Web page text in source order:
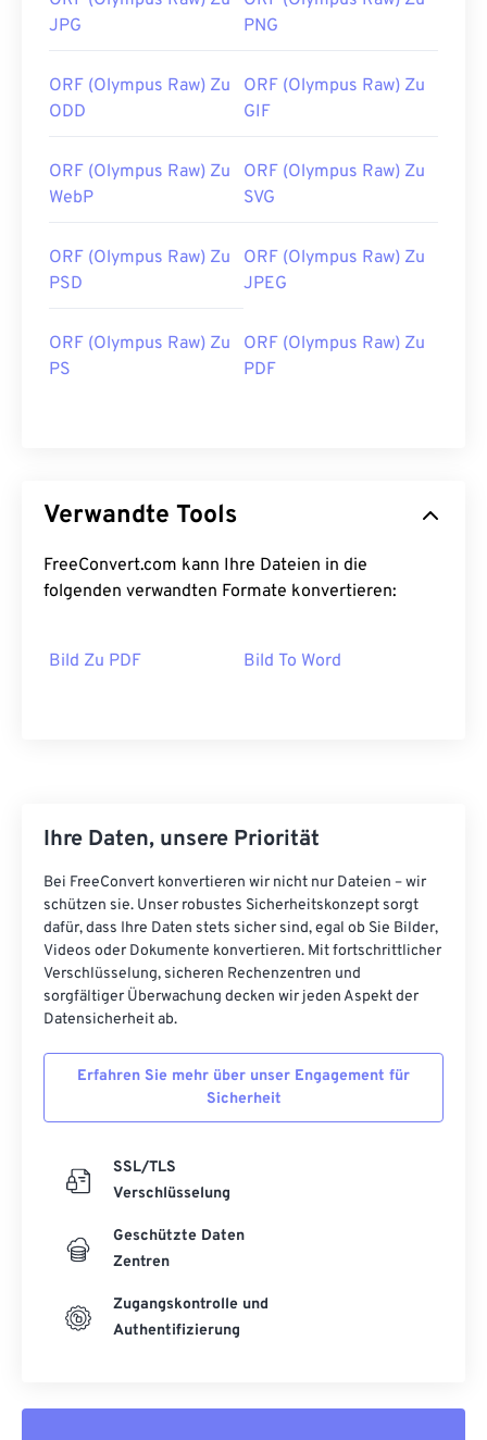
JPG
PNG
ORF (Olympus Raw) Zu
ODD
ORF (Olympus Raw) Zu
GIF
ORF (Olympus Raw) Zu
WebP
ORF (Olympus Raw) Zu
SVG
ORF (Olympus Raw) Zu
PSD
ORF (Olympus Raw) Zu
JPEG
ORF (Olympus Raw) Zu
PS
ORF (Olympus Raw) Zu
PDF
Verwandte Tools
FreeConvert.com kann Ihre Dateien in die
folgenden verwandten Formate konvertieren:
Bild Zu PDF Bild To Word
Ihre Daten, unsere Priorität
Bei FreeConvert konvertieren wir nicht nur Dateien – wir
schützen sie. Unser robustes Sicherheitskonzept sorgt
dafür, dass Ihre Daten stets sicher sind, egal ob Sie Bilder,
Videos oder Dokumente konvertieren. Mit fortschrittlicher
Verschlüsselung, sicheren Rechenzentren und
sorgfältiger Überwachung decken wir jeden Aspekt der
Datensicherheit ab.
Erfahren Sie mehr über unser Engagement für
Sicherheit
SSL/TLS
Verschlüsselung
Geschützte Daten
Zentren
Zugangskontrolle und
Authentifizierung